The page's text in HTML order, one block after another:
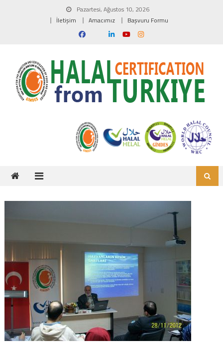
Pazartesi, Ağustos 10, 2026
İletişim
Amacımız Başvuru Formu